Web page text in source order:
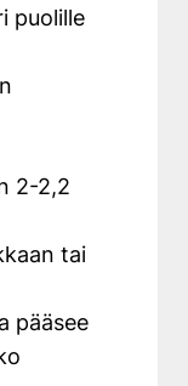
puolille
2-2,2
tai
pääsee